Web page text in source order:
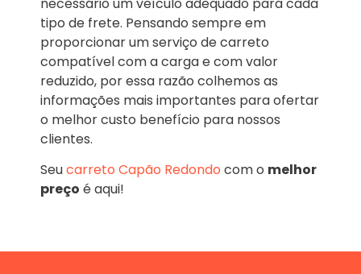
tipo de frete. Pensando sempre em
proporcionar um serviço de carreto
compatível com a carga e com valor
reduzido, por essa razão colhemos as
informações mais importantes para ofertar
o melhor custo benefício para nossos
clientes.
Seucarreto Capão Redondo com o melhor
preço é aqui!